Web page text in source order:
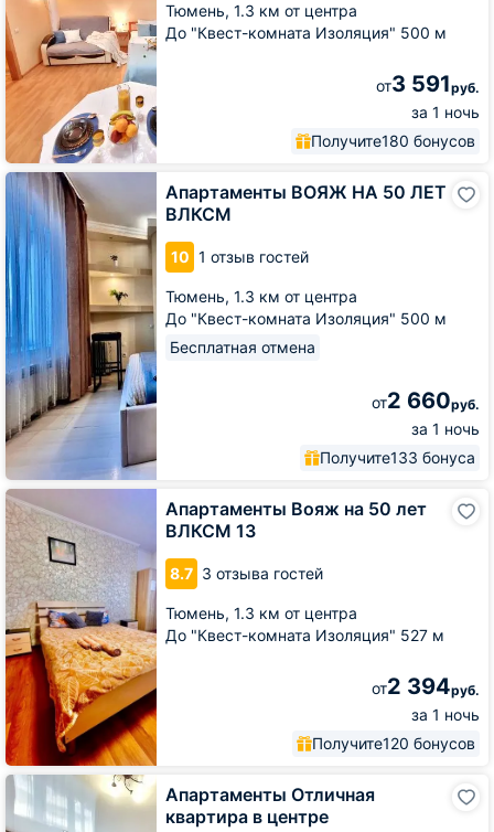
Тюмень, 1.3 км от центра
До "Квест-комната Изоляция" 500 м
от3 591руб.
за 1 ночь
Получите180 бонусов
Апартаменты ВОЯЖ НА 50 ЛЕТ
ВЛКСМ
10 1 отзыв гостей
Тюмень, 1.3 км от центра
До "Квест-комната Изоляция" 500 м
Бесплатная отмена
от2 660руб.
за 1 ночь
Получите133 бонуса
Апартаменты
ВОЯЖ
50
ЛЕТ
ВЛКСМ
Апартаменты Вояж на 50 лет
ВЛКСМ 13
8.7 3 отзыва гостей
Тюмень, 1.3 км от центра
До "Квест-комната Изоляция" 527 м
от2 394руб.
за 1 ночь
Получите120 бонусов
Апартаменты
Вояж
на
50
лет
ВЛКСМ
13
Апартаменты Отличная
квартира в центре
Апартаменты
Отличная
квартира